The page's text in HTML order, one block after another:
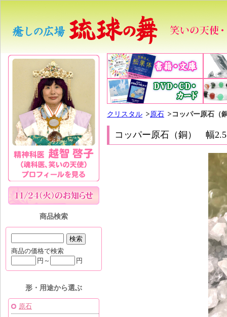
クリスタル 原石 コッパー原石
コッパー原石（銅） 幅
商品検索
商品の価格で検索
円～
円
形・用途から選ぶ
原石